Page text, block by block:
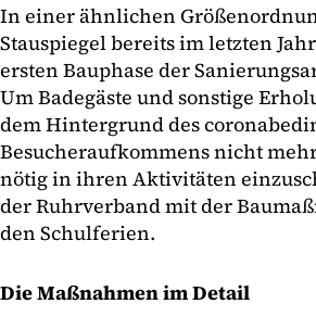
In einer ähnlichen
Stauspiegel bereits im letzten
ersten Bauphase der
Um Badegäste und sonstige
dem Hintergrund des
Besucheraufkommens nicht
nötig in ihren Aktivitäten
der Ruhrverband mit der
den Schulferien.
Die Maßnahmen im Detail